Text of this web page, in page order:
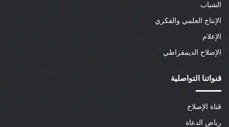
الشباب
الإنتاج العلمي والفكري
الإعلام
الإصلاح الديمقراطي
قنواتنا التواصلية
قناة الإصلاح
رياض الدعاة